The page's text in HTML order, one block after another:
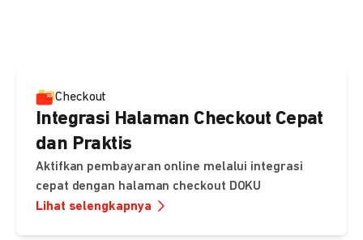
Checkout
Integrasi Halaman Checkout Cepat
dan Praktis
Aktifkan pembayaran online melalui integrasi
cepat dengan halaman checkout DOKU
Lihat selengkapnya